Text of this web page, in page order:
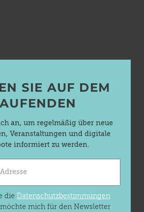
SIE AUF DEM
an, um regelmäßig über neue
Veranstaltungen und digitale
informiert zu werden.
die
Datenschutzbestimmungen
mich für den Newsletter